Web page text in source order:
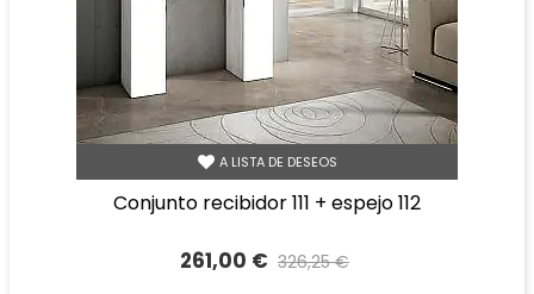
A LISTA DE DESEOS
conjunto recibidor 111 + espejo 112
261,00 € 326,25 €